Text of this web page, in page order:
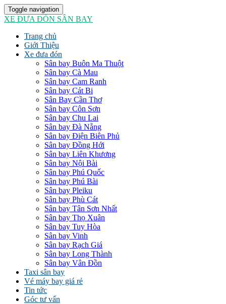
Toggle navigation
XE ĐƯA ĐÓN SÂN BAY
Trang chủ
Giới Thiệu
Xe đưa đón
Sân bay Buôn Ma Thuột
Sân bay Cà Mau
Sân bay Cam Ranh
Sân bay Cát Bi
Sân Bay Cần Thơ
Sân bay Côn Sơn
Sân bay Chu Lai
Sân bay Đà Nẵng
Sân bay Điện Biên Phủ
Sân bay Đồng Hới
Sân bay Liên Khương
Sân bay Nội Bài
Sân bay Phú Quốc
Sân bay Phú Bài
Sân bay Pleiku
Sân bay Phù Cát
Sân bay Tân Sơn Nhất
Sân bay Thọ Xuân
Sân bay Tuy Hòa
Sân bay Vinh
Sân bay Rạch Giá
Sân bay Long Thành
Sân bay Vân Đồn
Taxi sân bay
Vé máy bay giá rẻ
Tin tức
Góc tư vấn